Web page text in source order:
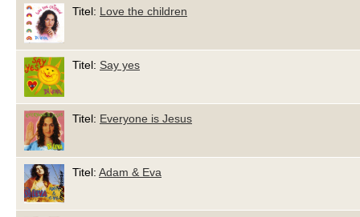
Titel: Love the children
Titel: Say yes
Titel: Everyone is Jesus
Titel: Adam & Eva